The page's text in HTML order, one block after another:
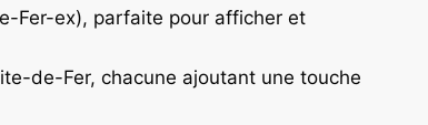
Fer-ex), parfaite pour afficher et
de-Fer, chacune ajoutant une touche